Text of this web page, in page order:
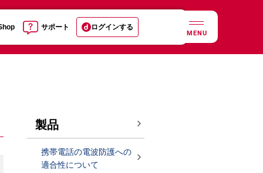
サポート ログインする
MENU
製品
携帯電話の電波防護への
適合性について